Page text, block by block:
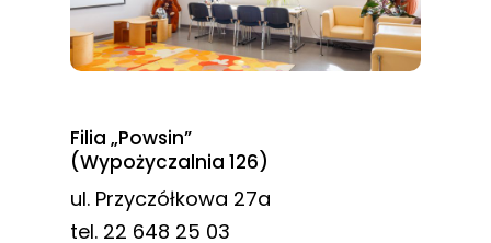
Filia „Powsin”
(Wypożyczalnia 126)
ul. Przyczółkowa 27a
tel. 22 648 25 03